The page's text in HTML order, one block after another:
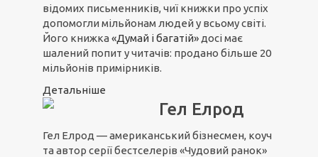
відомих письменників, чиї книжки про успіх
допомогли мільйонам людей у всьому світі.
Його книжка «Думай і багатій» досі має
шалений попит у читачів: продано більше 20
мільйонів примірників.
Детальніше
Гел Елрод
Гел Елрод — американський бізнесмен, коуч
та автор серії бестселерів «Чудовий ранок»